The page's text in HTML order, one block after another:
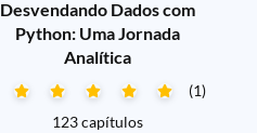
Desvendando Dados com
Python: Uma Jornada
Analítica
(1)
123 capítulos